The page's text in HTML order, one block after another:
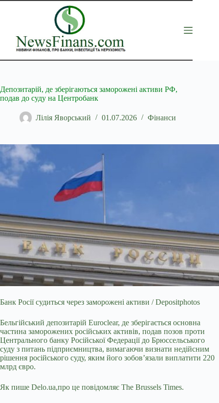
Перейти
Депозитарій, де зберігаються заморожені активи РФ,
подав до суду на Центробанк
Лілія Яворський 01.07.2026 Фінанси
Банк Росії судиться через заморожені активи / Depositphotos
Бельгійський депозитарій Euroclear, де зберігається основна
частина заморожених російських активів, подав позов проти
Центрального банку Російської Федерації до Брюссельського
суду з питань підприємництва, вимагаючи визнати недійсним
рішення російського суду, яким його зобов’язали виплатити 220
млрд євро.
Як пише Delo.ua,про це повідомляє The Brussels Times.